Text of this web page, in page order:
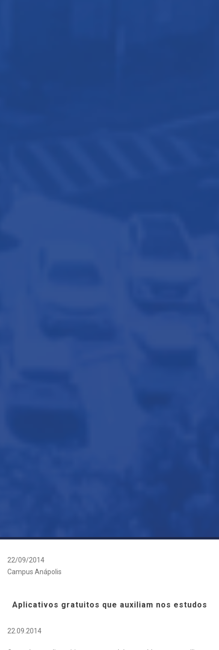
22/09/2014
Campus Anápolis
Aplicativos gratuitos que auxiliam nos estudos
22.09.2014